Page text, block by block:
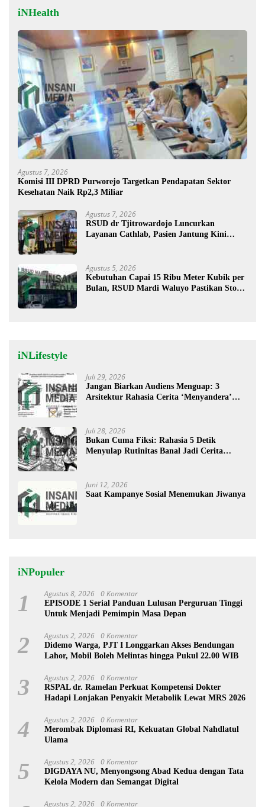
iNHealth
Agustus 7, 2026
Komisi III DPRD Purworejo Targetkan Pendapatan Sektor
Kesehatan Naik Rp2,3 Miliar
Agustus 7, 2026
RSUD dr Tjitrowardojo Luncurkan
Layanan Cathlab, Pasien Jantung Kini
Agustus 5, 2026
Kebutuhan Capai 15 Ribu Meter Kubik per
Bulan, RSUD Mardi Waluyo Pastikan Stok
iNLifestyle
Juli 29, 2026
Jangan Biarkan Audiens Menguap: 3
Arsitektur Rahasia Cerita ‘Menyandera’
Juli 28, 2026
Bukan Cuma Fiksi: Rahasia 5 Detik
Menyulap Rutinitas Banal Jadi Cerita
Juni 12, 2026
Saat Kampanye Sosial Menemukan Jiwanya
iNPopuler
1 Agustus 8, 2026 0 Komentar
EPISODE 1 Serial Panduan Lulusan Perguruan Tinggi
Untuk Menjadi Pemimpin Masa Depan
2 Agustus 2, 2026 0 Komentar
Didemo Warga, PJT I Longgarkan Akses Bendungan
Lahor, Mobil Boleh Melintas hingga Pukul 22.00 WIB
3 Agustus 2, 2026 0 Komentar
RSPAL dr. Ramelan Perkuat Kompetensi Dokter
Hadapi Lonjakan Penyakit Metabolik Lewat MRS 2026
4 Agustus 2, 2026 0 Komentar
Merombak Diplomasi RI, Kekuatan Global Nahdlatul
Ulama
5 Agustus 2, 2026 0 Komentar
DIGDAYA NU, Menyongsong Abad Kedua dengan Tata
Kelola Modern dan Semangat Digital
Agustus 2, 2026 0 Komentar